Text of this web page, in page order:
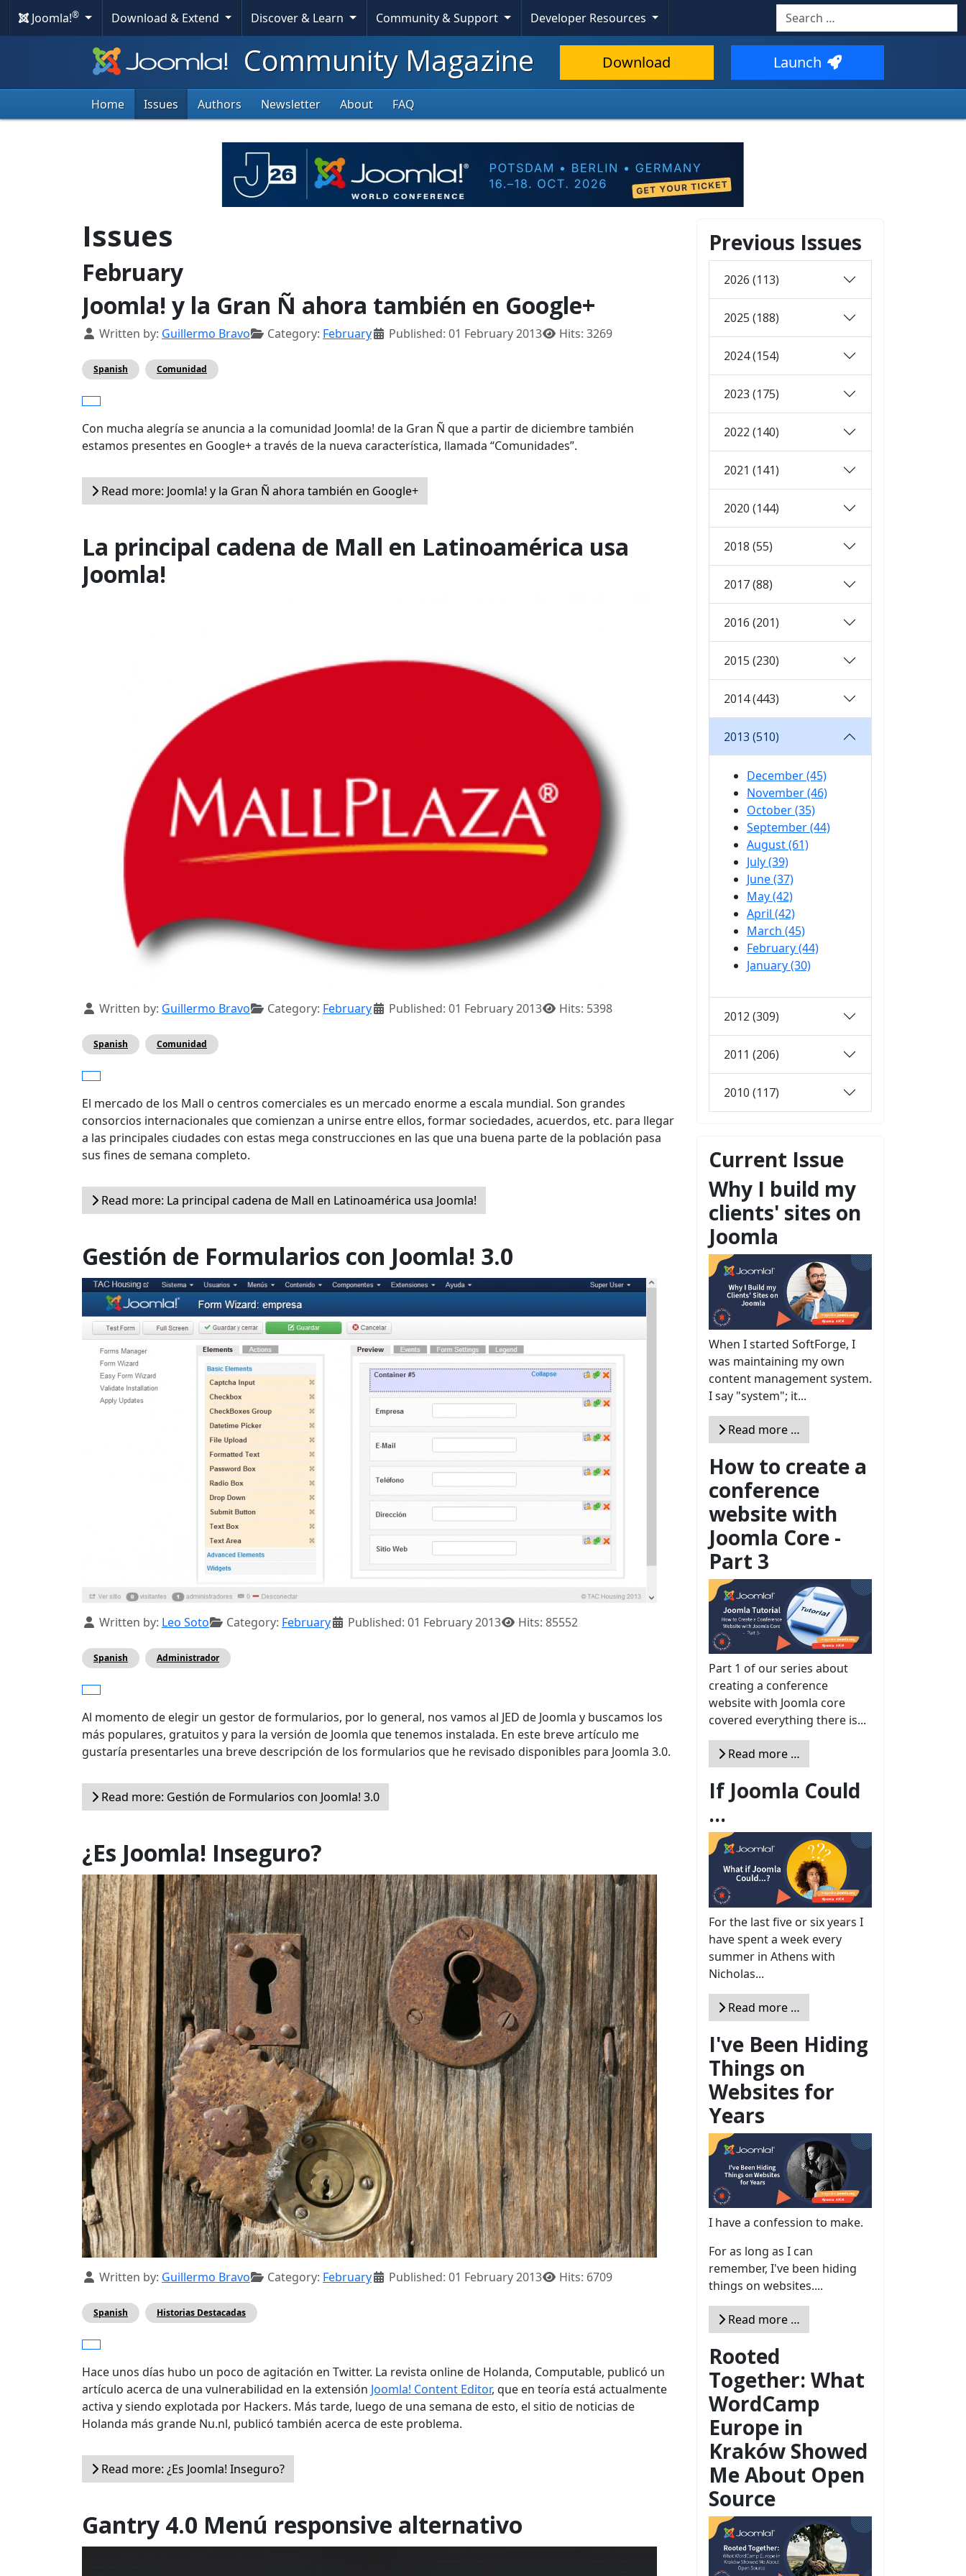
Joomla!® Download & Extend Discover & Learn Community & Support Developer Resources Search
Community Magazine Download Launch
Home Issues Authors Newsletter About FAQ
Issues
February
Joomla! y la Gran Ñ ahora también en Google+
Details
Written by: Guillermo Bravo Category: February Published: 01 February 2013 Hits: 3269
Spanish Comunidad
Con mucha alegría se anuncia a la comunidad Joomla! de la Gran Ñ que a partir de diciembre también
estamos presentes en Google+ a través de la nueva característica, llamada “Comunidades”.
Read more: Joomla! y la Gran Ñ ahora también en Google+
La principal cadena de Mall en Latinoamérica usa
Joomla!
Details
Written by: Guillermo Bravo Category: February Published: 01 February 2013 Hits: 5398
Spanish Comunidad
El mercado de los Mall o centros comerciales es un mercado enorme a escala mundial. Son grandes
consorcios internacionales que comienzan a unirse entre ellos, formar sociedades, acuerdos, etc. para llegar
a las principales ciudades con estas mega construcciones en las que una buena parte de la población pasa
sus fines de semana completo.
Read more: La principal cadena de Mall en Latinoamérica usa Joomla!
Gestión de Formularios con Joomla! 3.0
Details
Written by: Leo Soto Category: February Published: 01 February 2013 Hits: 85552
Spanish Administrador
Al momento de elegir un gestor de formularios, por lo general, nos vamos al JED de Joomla y buscamos los
más populares, gratuitos y para la versión de Joomla que tenemos instalada. En este breve artículo me
gustaría presentarles una breve descripción de los formularios que he revisado disponibles para Joomla 3.0.
Read more: Gestión de Formularios con Joomla! 3.0
¿Es Joomla! Inseguro?
Details
Written by: Guillermo Bravo Category: February Published: 01 February 2013 Hits: 6709
Spanish Historias Destacadas
Hace unos días hubo un poco de agitación en Twitter. La revista online de Holanda, Computable, publicó un
artículo acerca de una vulnerabilidad en la extensión Joomla! Content Editor, que en teoría está actualmente
activa y siendo explotada por Hackers. Más tarde, luego de una semana de esto, el sitio de noticias de
Holanda más grande Nu.nl, publicó también acerca de este problema.
Read more: ¿Es Joomla! Inseguro?
Gantry 4.0 Menú responsive alternativo
Previous Issues
2026 (113)
2025 (188)
2024 (154)
2023 (175)
2022 (140)
2021 (141)
2020 (144)
2018 (55)
2017 (88)
2016 (201)
2015 (230)
2014 (443)
2013 (510)
December (45)
November (46)
October (35)
September (44)
August (61)
July (39)
June (37)
May (42)
April (42)
March (45)
February (44)
January (30)
2012 (309)
2011 (206)
2010 (117)
Current Issue
Why I build my
clients' sites on
Joomla
When I started SoftForge, I
was maintaining my own
content management system.
I say "system"; it...
Read more …
How to create a
conference
website with
Joomla Core -
Part 3
Part 1 of our series about
creating a conference
website with Joomla core
covered everything there is...
Read more …
If Joomla Could
...
For the last five or six years I
have spent a week every
summer in Athens with
Nicholas...
Read more …
I've Been Hiding
Things on
Websites for
Years
I have a confession to make.
For as long as I can
remember, I've been hiding
things on websites....
Read more …
Rooted
Together: What
WordCamp
Europe in
Kraków Showed
Me About Open
Source